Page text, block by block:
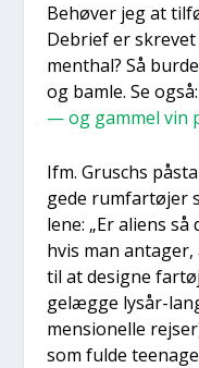
Behø­ver jeg at
Debri­ef er
ment­hal? Så
og bam­le. Se
— og gam­mel vin
Ifm. Grus­chs
ge­de rum­far­tø­jer
le­ne: „Er ali­ens
hvis man
til at desig­ne
ge­læg­ge lysår-
men­sio­nel­le
som ful­de